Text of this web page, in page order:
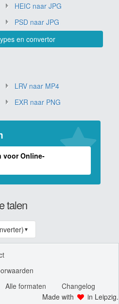
HEIC naar JPG
PSD naar JPG
en convertor
LRV naar MP4
EXR naar PNG
voor Online-
talen
▼
Alle formaten
Changelog
Made with
in Leipzig.